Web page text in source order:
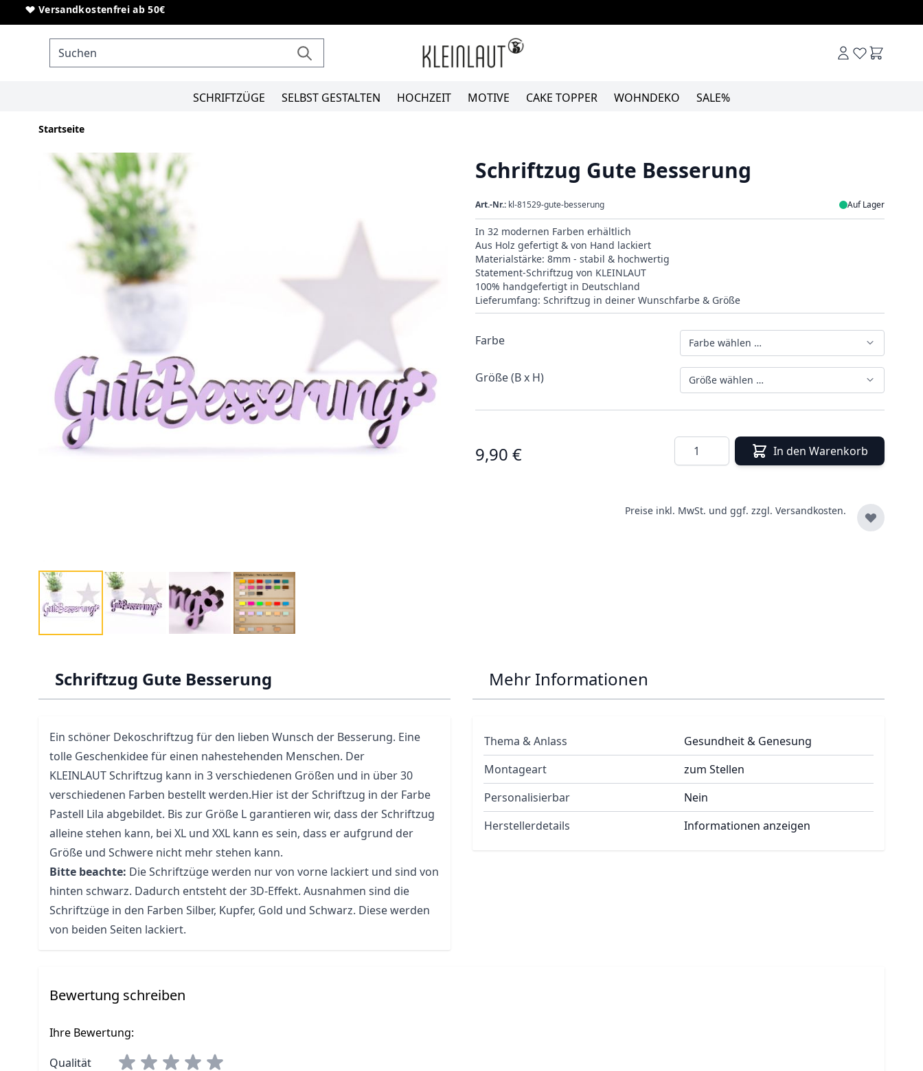
Direkt zum Inhalt
Versandkostenfrei ab 50€
Sonderanfertigungen von Schriftzügen
SCHRIFTZÜGE SELBST GESTALTEN HOCHZEIT MOTIVE CAKE TOPPER WOHNDEKO SALE%
Startseite
Schriftzug Gute Besserung
Art.-Nr.: kl-81529-gute-besserung Auf Lager
In 32 modernen Farben erhältlich
Aus Holz gefertigt & von Hand lackiert
Materialstärke: 8mm - stabil & hochwertig
Statement-Schriftzug von KLEINLAUT
100% handgefertigt in Deutschland
Lieferumfang: Schriftzug in deiner Wunschfarbe & Größe
Farbe Farbe wählen …
Größe (B x H) Größe wählen …
9,90 € Menge In den Warenkorb
Preise inkl. MwSt. und ggf. zzgl. Versandkosten.
Schriftzug Gute Besserung
Ein schöner Dekoschriftzug für den lieben Wunsch der Besserung. Eine
tolle Geschenkidee für einen nahestehenden Menschen. Der
KLEINLAUT Schriftzug kann in 3 verschiedenen Größen und in über 30
verschiedenen Farben bestellt werden.Hier ist der Schriftzug in der Farbe
Pastell Lila abgebildet. Bis zur Größe L garantieren wir, dass der Schriftzug
alleine stehen kann, bei XL und XXL kann es sein, dass er aufgrund der
Größe und Schwere nicht mehr stehen kann.
Bitte beachte: Die Schriftzüge werden nur von vorne lackiert und sind von
hinten schwarz. Dadurch entsteht der 3D-Effekt. Ausnahmen sind die
Schriftzüge in den Farben Silber, Kupfer, Gold und Schwarz. Diese werden
von beiden Seiten lackiert.
Mehr Informationen
Thema & Anlass
Gesundheit & Genesung
Montageart
zum Stellen
Personalisierbar
Nein
Herstellerdetails
Informationen anzeigen
Bewertung schreiben
Ihre Bewertung:
Qualität